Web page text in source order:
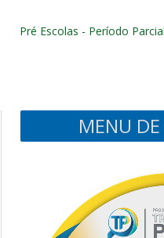
Pré Escolas - Período
MENU